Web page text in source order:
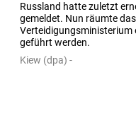
Russland hatte zuletzt
gemeldet. Nun räumte
Verteidigungsministerium
geführt werden.
Kiew (dpa) -